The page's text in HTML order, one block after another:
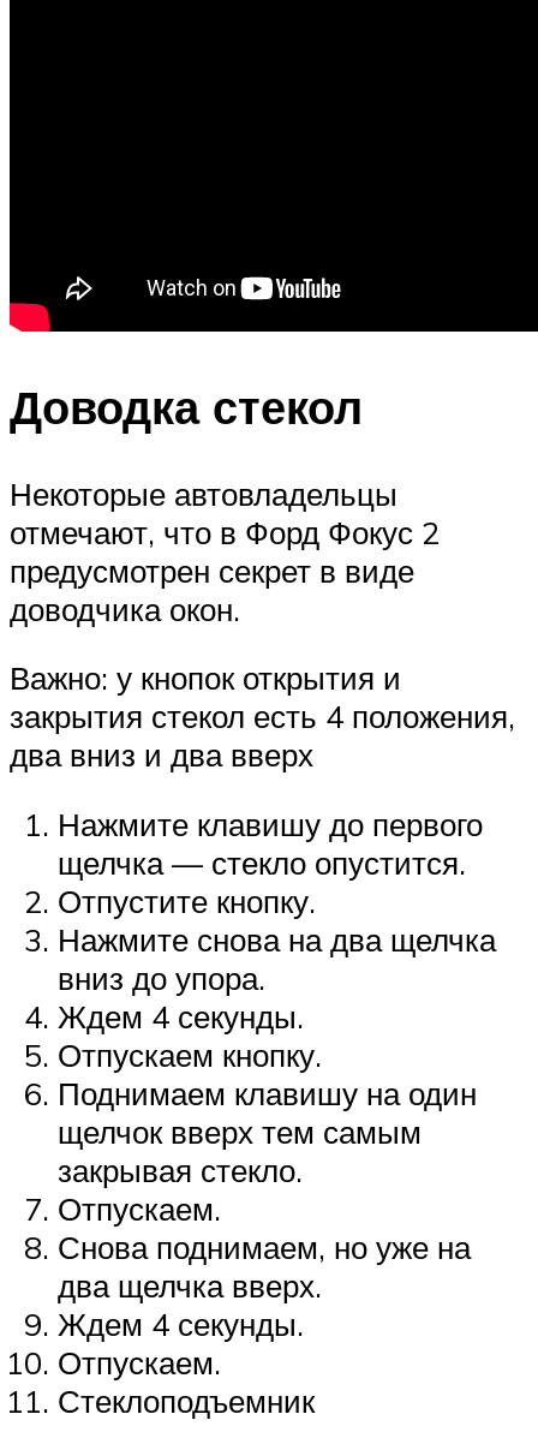
Доводка стекол
Некоторые автовладельцы
отмечают, что в Форд Фокус 2
предусмотрен секрет в виде
доводчика окон.
Важно: у кнопок открытия и
закрытия стекол есть 4 положения,
два вниз и два вверх
Нажмите клавишу до первого
щелчка — стекло опустится.
Отпустите кнопку.
Нажмите снова на два щелчка
вниз до упора.
Ждем 4 секунды.
Отпускаем кнопку.
Поднимаем клавишу на один
щелчок вверх тем самым
закрывая стекло.
Отпускаем.
Снова поднимаем, но уже на
два щелчка вверх.
Ждем 4 секунды.
Отпускаем.
Стеклоподъемник